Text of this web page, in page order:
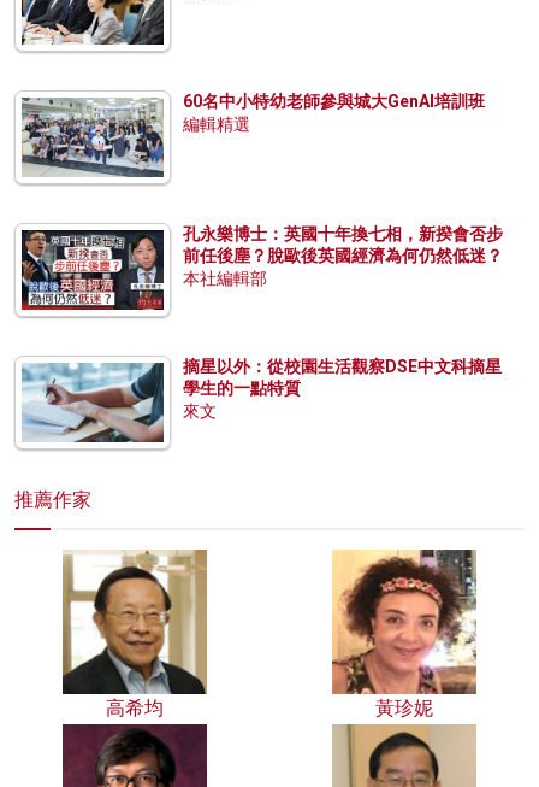
60名中小特幼老師參與城大GenAI培訓班
編輯精選
孔永樂博士：英國十年換七相，新揆會否步
前任後塵？脫歐後英國經濟為何仍然低迷？
本社編輯部
摘星以外：從校園生活觀察DSE中文科摘星
學生的一點特質
來文
推薦作家
高希均 黃珍妮